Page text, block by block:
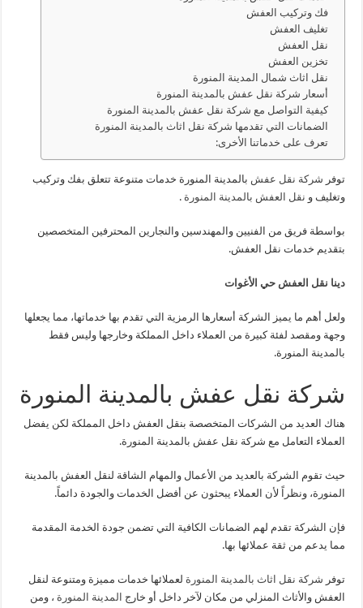
فك وتركيب العفش
تغليف العفش
نقل العفش
تخزين العفش
نقل اثاث شمال المدينة المنورة
أسعار شركة نقل عفش بالمدينة المنورة
كيفية التواصل مع شركة نقل عفش بالمدينة المنورة
الضمانات التي تقدمها شركة نقل اثاث بالمدينة المنورة
تعرف على خدماتنا الأخرى:
توفر شركة نقل عفش بالمدينة المنورة خدمات متنوعة تتعلق بفك وتركيب
وتغليف و نقل العفش بالمدينة المنورة .
بواسطة فريق من الفنيين والمهندسين والنجارين المحترفين المتخصصين
بتقديم خدمات نقل العفش.
دينا نقل العفش حي الأغوات
ولعل أهم ما يميز الشركة أسعارها الرمزية التي تقدم بها خدماتها، مما يجعلها
وجهة ومقصد لفئة كبيرة من العملاء داخل المملكة وخارجها وليس فقط
بالمدينة المنورة.
شركة نقل عفش بالمدينة المنورة
هناك العديد من الشركات المتخصصة بنقل العفش داخل المملكة لكن يفضل
العملاء التعامل مع شركة نقل عفش بالمدينة المنورة.
حيث تقوم الشركة بالعديد من الأعمال والمهام الشاقة لنقل العفش بالمدينة
المنورة، ونظراً لأن العملاء يبحثون عن أفضل الخدمات والجودة دائماً.
فإن الشركة تقدم لهم الضمانات الكافية التي تضمن جودة الخدمة المقدمة
مما يدعم من ثقة عملائها بها.
توفر شركة نقل اثاث بالمدينة المنورة لعملائها خدمات مميزة ومتنوعة لنقل
العفش والأثاث المنزلي من مكان لآخر داخل أو خارج المدينة المنورة ، ومن